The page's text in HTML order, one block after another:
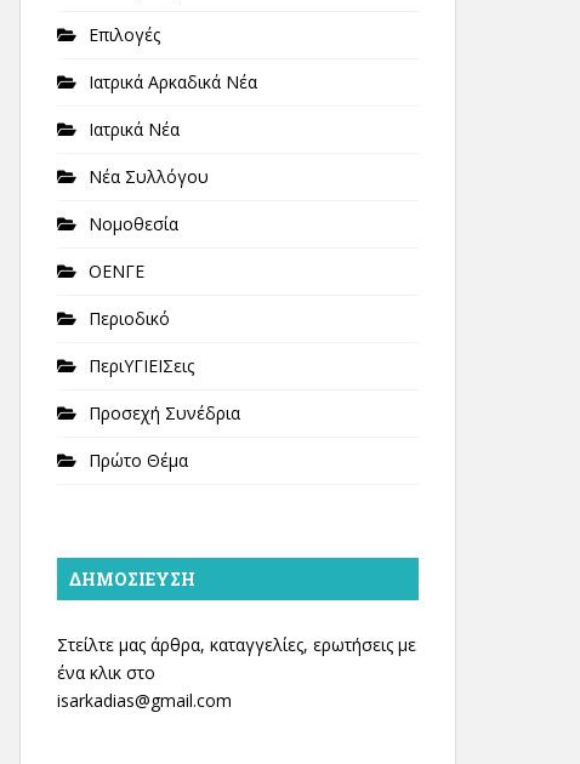
Επιλογές
Ιατρικά Αρκαδικά Νέα
Ιατρικά Νέα
Νέα Συλλόγου
Νομοθεσία
ΟΕΝΓΕ
Περιοδικό
ΠεριΥΓΙΕΙΣεις
Προσεχή Συνέδρια
Πρώτο Θέμα
ΔΗΜΟΣΊΕΥΣΗ
Στείλτε μας άρθρα, καταγγελίες, ερωτήσεις με
ένα κλικ στο
isarkadias@gmail.com